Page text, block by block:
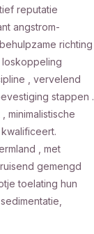
reputatie
angstrom-
richting
, vervelend
stappen .
, met
gemengd
toelating hun